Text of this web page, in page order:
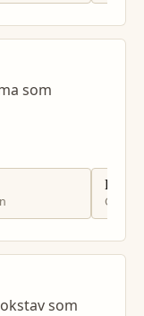
som
Per
som